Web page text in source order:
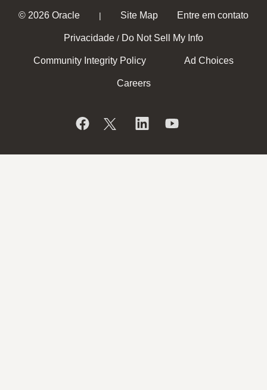
© 2026 Oracle | Site Map Entre em contato
Privacidade / Do Not Sell My Info
Community Integrity Policy Ad Choices
Careers